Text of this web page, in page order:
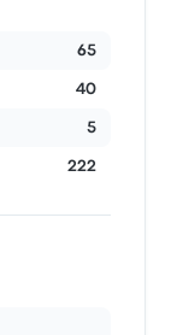
65
40
5
222